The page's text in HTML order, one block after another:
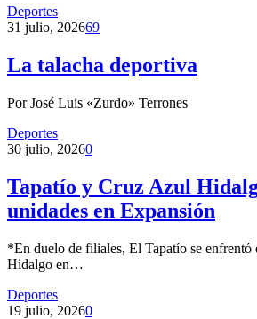
Deportes
31 julio, 202669
La talacha deportiva
Por José Luis «Zurdo»
Deportes
30 julio, 20260
Tapatío y Cruz Azul
unidades en Expansión
*En duelo de filiales, El Tapatío se enfrentó
Hidalgo en…
Deportes
19 julio, 20260